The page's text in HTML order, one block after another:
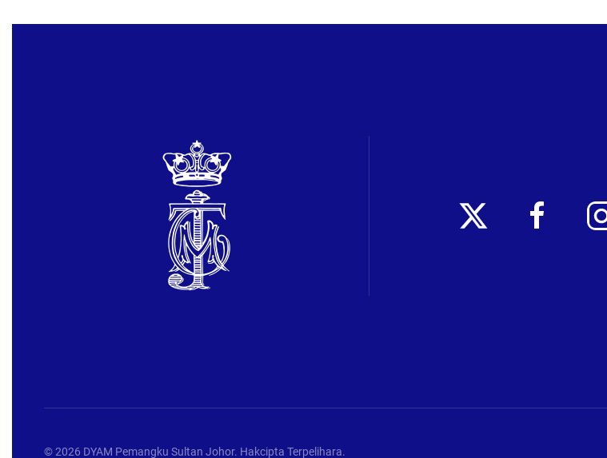
©2026 DYAM Pemangku Sultan Johor. Hakcipta Terpelihara.